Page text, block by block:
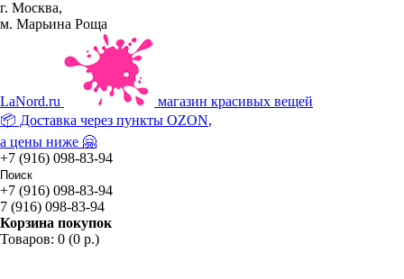
г. Москва,
м. Марьина Роща
LaNord.ru
магазин красивых вещей
📦 Доставка через пункты OZON,
а цены ниже 🤗
+7 (916) 098-83-94
+7 (916) 098-83-94
7 (916) 098-83-94
Корзина покупок
Товаров: 0 (0 р.)